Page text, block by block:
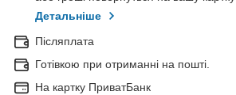
Детальніше
Післяплата
Готівкою при отриманні на пошті.
На картку ПриватБанк